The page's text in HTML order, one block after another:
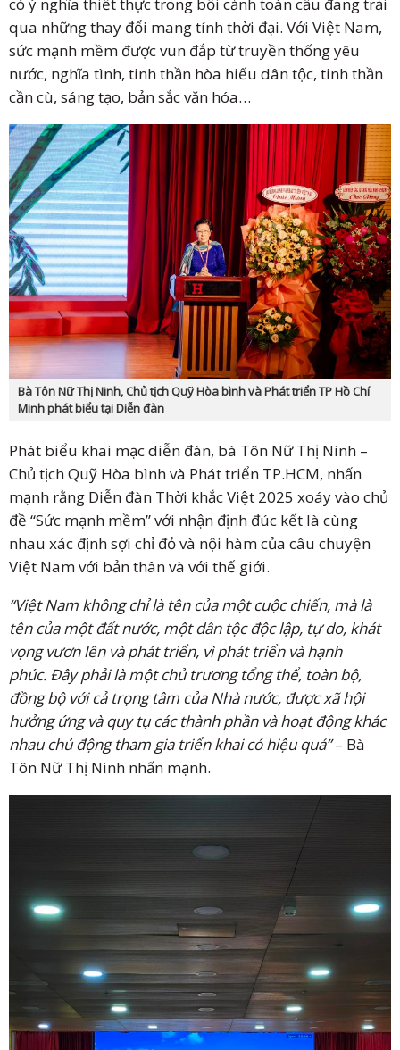
qua những thay đổi mang tính thời đại. Với Việt Nam,
sức mạnh mềm được vun đắp từ truyền thống yêu
nước, nghĩa tình, tinh thần hòa hiếu dân tộc, tinh thần
cần cù, sáng tạo, bản sắc văn hóa…
Bà Tôn Nữ Thị Ninh, Chủ tịch Quỹ Hòa bình và Phát triển TP Hồ Chí
Minh phát biểu tại Diễn đàn
Phát biểu khai mạc diễn đàn, bà Tôn Nữ Thị Ninh –
Chủ tịch Quỹ Hòa bình và Phát triển TP.HCM, nhấn
mạnh rằng Diễn đàn Thời khắc Việt 2025 xoáy vào chủ
đề “Sức mạnh mềm” với nhận định đúc kết là cùng
nhau xác định sợi chỉ đỏ và nội hàm của câu chuyện
Việt Nam với bản thân và với thế giới.
“Việt Nam không chỉ là tên của một cuộc chiến, mà là
tên của một đất nước, một dân tộc độc lập, tự do, khát
vọng vươn lên và phát triển, vì phát triển và hạnh
phúc. Đây phải là một chủ trương tổng thể, toàn bộ,
đồng bộ với cả trọng tâm của Nhà nước, được xã hội
hưởng ứng và quy tụ các thành phần và hoạt động khác
nhau chủ động tham gia triển khai có hiệu quả”– Bà
Tôn Nữ Thị Ninh nhấn mạnh.